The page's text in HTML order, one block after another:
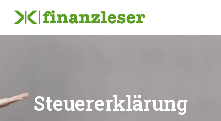
Steuererklärung